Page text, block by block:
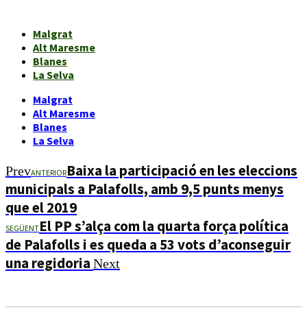
Malgrat
Alt Maresme
Blanes
La Selva
Malgrat
Alt Maresme
Blanes
La Selva
PrevANTERIORBaixa la participació en les eleccions
municipals a Palafolls, amb 9,5 punts menys
que el 2019
SEGÜENTEl PP s’alça com la quarta força política
de Palafolls i es queda a 53 vots d’aconseguir
una regidoria Next